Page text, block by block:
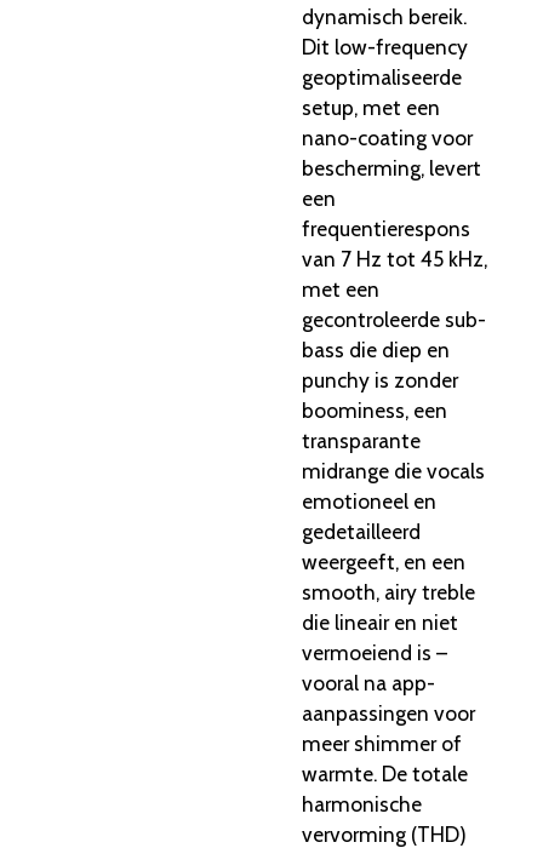
dynamisch bereik.
Dit low-frequency
geoptimaliseerde
setup, met een
nano-coating voor
bescherming, levert
een
frequentierespons
van 7 Hz tot 45 kHz,
met een
gecontroleerde sub-
bass die diep en
punchy is zonder
boominess, een
transparante
midrange die vocals
emotioneel en
gedetailleerd
weergeeft, en een
smooth, airy treble
die lineair en niet
vermoeiend is –
vooral na app-
aanpassingen voor
meer shimmer of
warmte. De totale
harmonische
vervorming (THD)